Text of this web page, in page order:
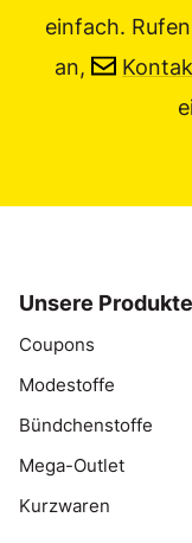
einfach.
an,
Unsere Produkte
Coupons
Modestoffe
Bündchenstoffe
Mega-Outlet
Kurzwaren